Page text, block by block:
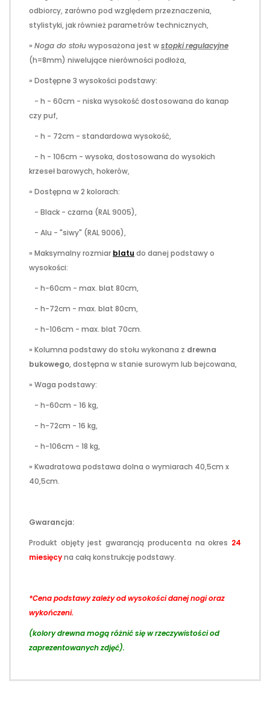
odbiorcy, zarówno pod względem przeznaczenia,
stylistyki, jak również parametrów technicznych,
» Noga do stołuwyposażona jest wstopki regulacyjne
(h=8mm) niwelujące nierówności podłoża,
» Dostępne 3 wysokości podstawy:
- h - 60cm - niska wysokość dostosowana do kanap
czy puf,
- h - 72cm - standardowa wysokość,
- h - 106cm - wysoka, dostosowana do wysokich
krzeseł barowych, hokerów,
» Dostępna w 2 kolorach:
- Black - czarna (RAL 9005),
- Alu - "siwy" (RAL 9006),
» Maksymalny rozmiar blatu do danej podstawy o
wysokości:
- h-60cm - max. blat 80cm,
- h-72cm - max. blat 80cm,
- h-106cm - max. blat 70cm.
» Kolumna podstawy do stołu wykonana z drewna
bukowego, dostępna w stanie surowym lub bejcowana,
» Waga podstawy:
- h-60cm - 16 kg,
- h-72cm - 16 kg,
- h-106cm - 18 kg,
» Kwadratowa podstawa dolna o wymiarach 40,5cm x
40,5cm.
Gwarancja:
Produkt objęty jest gwarancją producenta na okres 24
miesięcyna całą konstrukcję podstawy.
*Cena podstawy zależy od wysokości danej nogi oraz
wykończeni.
(kolory drewna mogą różnić się w rzeczywistości od
zaprezentowanych zdjęć).